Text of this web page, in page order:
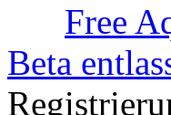
Free
Beta